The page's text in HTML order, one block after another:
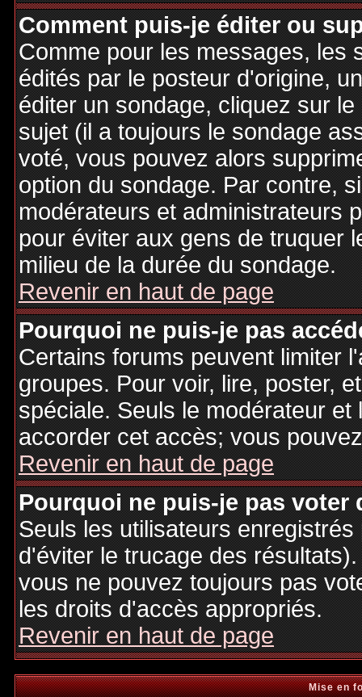
Comment puis-je éditer ou
Comme pour les messages, les
édités par le posteur d'origine,
éditer un sondage, cliquez sur
sujet (il a toujours le sondage
voté, vous pouvez alors
option du sondage. Par contre,
modérateurs et administrateurs
pour éviter aux gens de truquer
milieu de la durée du sondage.
Revenir en haut de page
Pourquoi ne puis-je pas
Certains forums peuvent limiter
groupes. Pour voir, lire, poster,
spéciale. Seuls le modérateur
accorder cet accès; vous
Revenir en haut de page
Pourquoi ne puis-je pas voter
Seuls les utilisateurs
d'éviter le trucage des
vous ne pouvez toujours pas
les droits d'accès appropriés.
Revenir en haut de page
Mise en